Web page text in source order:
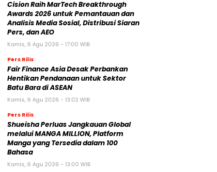
Cision Raih MarTech Breakthrough
Awards 2026 untuk Pemantauan dan
Analisis Media Sosial, Distribusi Siaran
Pers, dan AEO
Kamis, 6 Agu 2026 - 17:00 WIB
Pers Rilis
Fair Finance Asia Desak Perbankan
Hentikan Pendanaan untuk Sektor
Batu Bara di ASEAN
Kamis, 6 Agu 2026 - 13:02 WIB
Pers Rilis
Shueisha Perluas Jangkauan Global
melalui MANGA MILLION, Platform
Manga yang Tersedia dalam 100
Bahasa
Kamis, 6 Agu 2026 - 13:00 WIB